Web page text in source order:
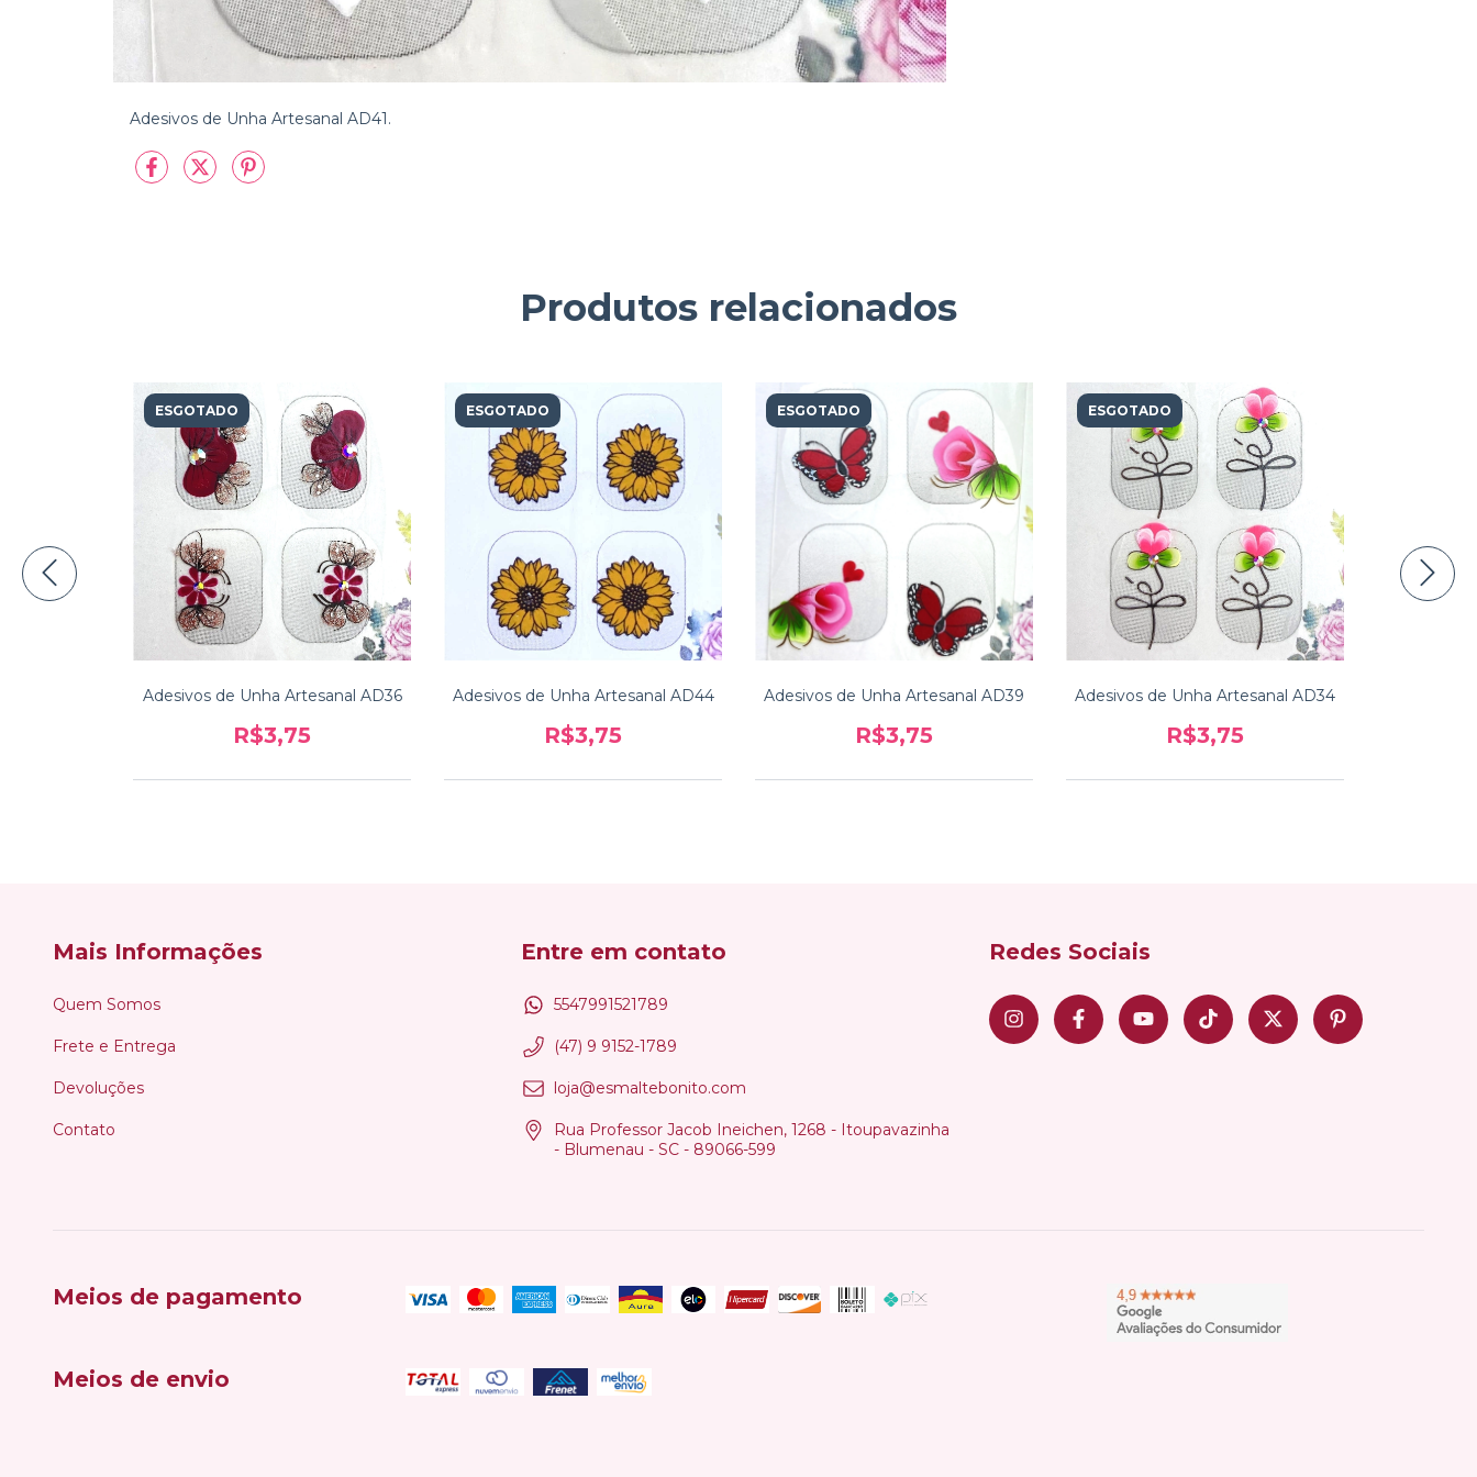
Adesivos de Unha Artesanal AD41.
Produtos relacionados
ESGOTADO
Adesivos de Unha Artesanal AD36
R$3,75
ESGOTADO
Adesivos de Unha Artesanal AD44
R$3,75
ESGOTADO
Adesivos de Unha Artesanal AD39
R$3,75
ESGOTADO
Adesivos de Unha Artesanal AD34
R$3,75
Mais Informações
Quem Somos
Frete e Entrega
Devoluções
Contato
Entre em contato
5547991521789
(47) 9 9152-1789
loja@esmaltebonito.com
Rua Professor Jacob Ineichen, 1268 - Itoupavazinha
- Blumenau - SC - 89066-599
Redes Sociais
Meios de pagamento
Meios de envio